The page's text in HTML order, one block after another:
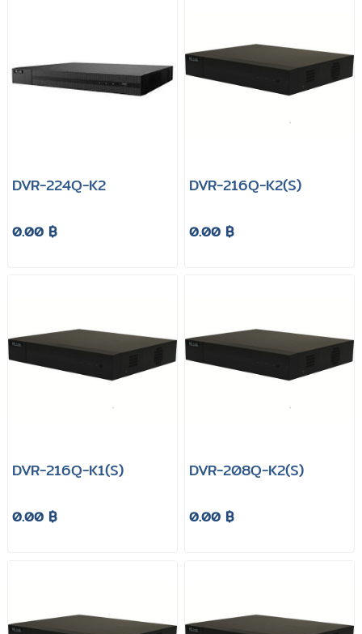
DVR-224Q-K2
0.00 ฿
DVR-216Q-K2(S)
0.00 ฿
DVR-216Q-K1(S)
0.00 ฿
DVR-208Q-K2(S)
0.00 ฿